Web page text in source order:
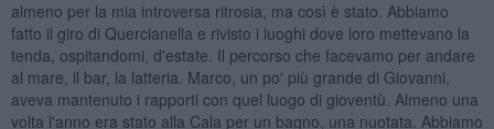
almeno per la mia introversa ritrosia, ma così è stato. Abbiamo
fatto il giro di Quercianella e rivisto i luoghi dove loro mettevano la
tenda, ospitandomi, d'estate. Il percorso che facevamo per andare
al mare, il bar, la latteria. Marco, un po' più grande di Giovanni,
aveva mantenuto i rapporti con quel luogo di gioventù. Almeno una
volta l'anno era stato alla Cala per un bagno, una nuotata. Abbiamo